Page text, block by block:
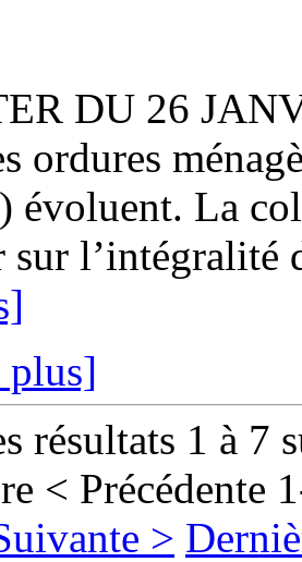
DU 26
ordures
évoluent. La
sur l’intégralité
plus]
résultats 1 à 7
< Précédente
>